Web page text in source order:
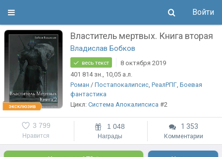
Войти
Властитель мертвых. Книга вторая
Владислав Бобков
весь текст
8 октября 2019
401 814 зн., 10,05 а.л.
Роман / Постапокалипсис, РеалРПГ, Боевая
фантастика
Цикл: Система Апокалипсиса #2
Нравится
3 799 1 048
Награды
1 353
Комментарии